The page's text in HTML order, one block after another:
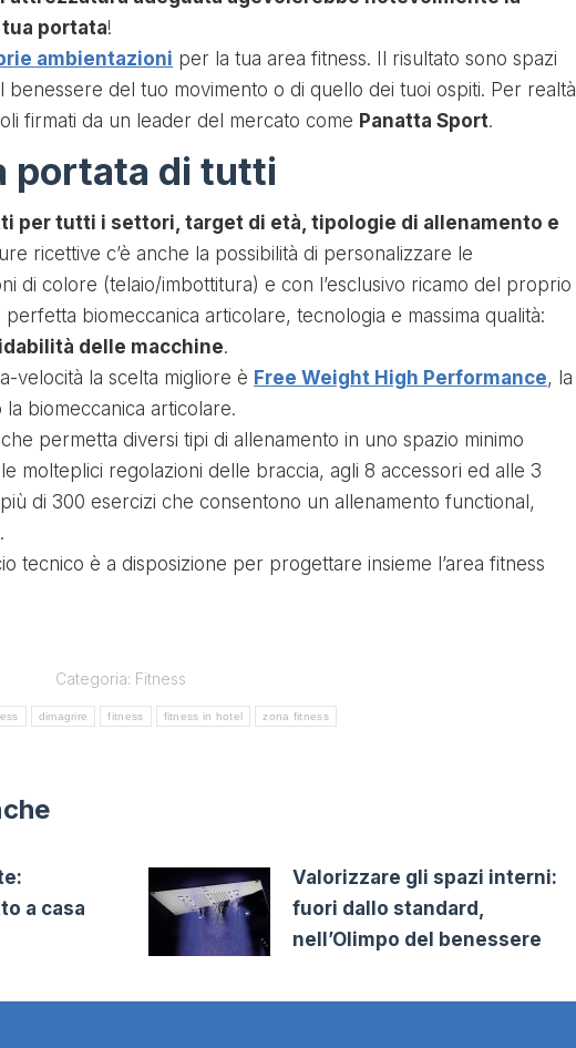
portata!
ambientazioni per la tua area fitness. Il risultato sono spazi
del tuo movimento o di quello dei tuoi ospiti. Per realtà
firmati da un leader del mercato come Panatta Sport.
portata di tutti
per tutti i settori, target di età, tipologie di allenamento e
ricettive c’è anche la possibilità di personalizzare le
di colore (telaio/imbottitura) e con l’esclusivo ricamo del proprio
biomeccanica articolare, tecnologia e massima qualità:
delle macchine.
velocità la scelta migliore è Free Weight High Performance, la
biomeccanica articolare.
permetta diversi tipi di allenamento in uno spazio minimo
molteplici regolazioni delle braccia, agli 8 accessori ed alle 3
di 300 esercizi che consentono un allenamento functional,
tecnico è a disposizione per progettare insieme l’area fitness
Categoria: Fitness
dimagrire fitness fitness in hotel zona fitness
a casa
Valorizzare gli spazi interni:
fuori dallo standard,
nell’Olimpo del benessere